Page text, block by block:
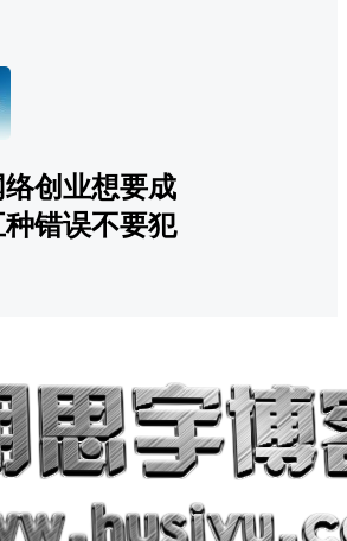
创业想要成
错误不要犯